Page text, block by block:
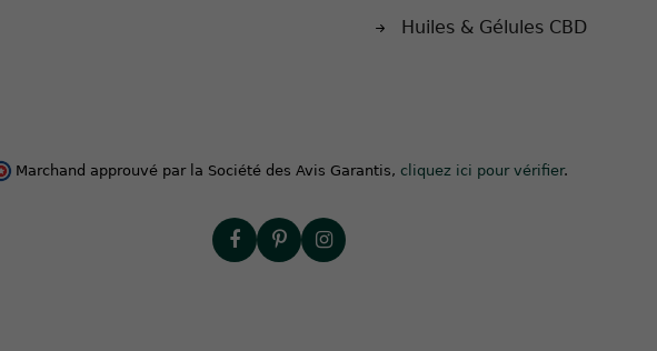
Huiles & Gélules CBD
Marchand approuvé par la Société des Avis Garantis, cliquez ici pour vérifier.